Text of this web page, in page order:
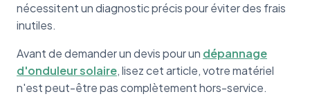
nécessitent un diagnostic précis pour éviter des frais
inutiles.
Avant de demander un devis pour un dépannage
d'onduleur solaire, lisez cet article, votre matériel
n'est peut-être pas complètement hors-service.